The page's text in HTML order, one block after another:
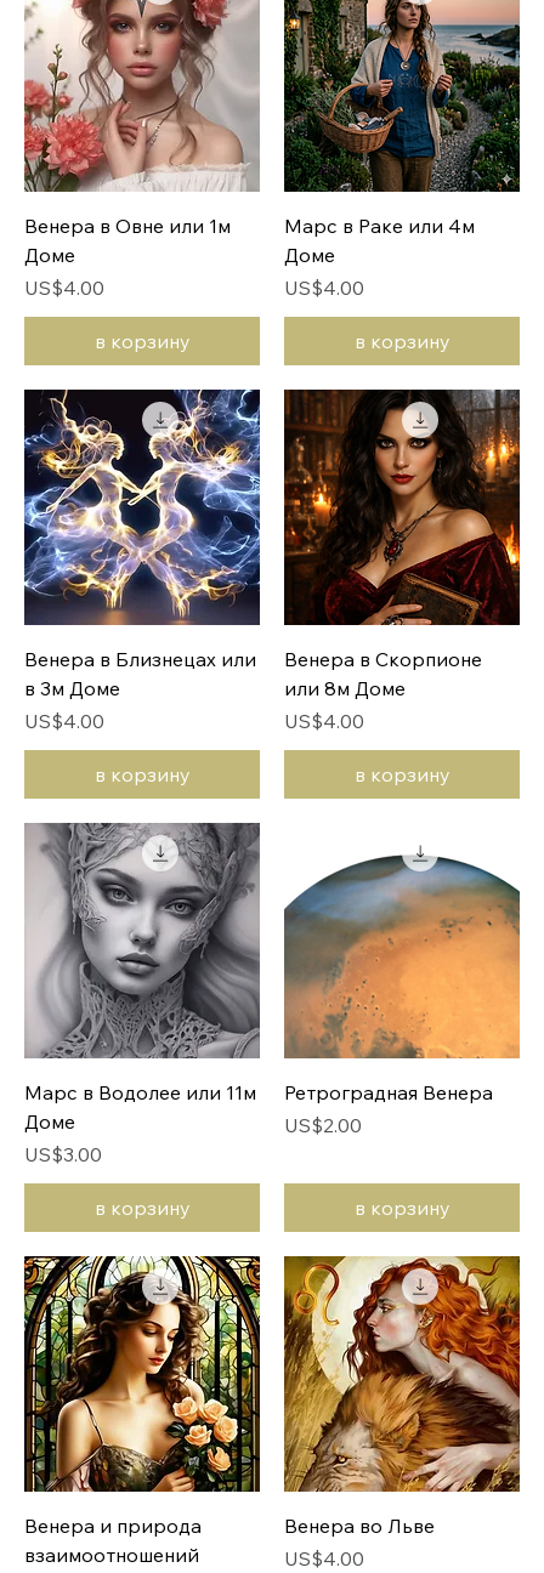
Венера в Овне или 1м
Доме
Цена
US$4.00
в корзину
Марс в Раке или 4м
Доме
Цена
US$4.00
в корзину
Венера в Близнецах или
в 3м Доме
Цена
US$4.00
в корзину
Венера в Скорпионе
или 8м Доме
Цена
US$4.00
в корзину
Марс в Водолее или 11м
Доме
Цена
US$3.00
в корзину
Ретроградная Венера
Цена
US$2.00
в корзину
Венера и природа
взаимоотношений
Венера во Льве
Цена
US$4.00